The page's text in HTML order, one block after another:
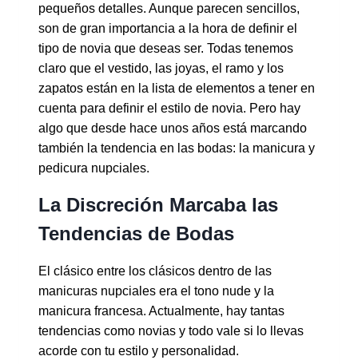
pequeños detalles. Aunque parecen sencillos,
son de gran importancia a la hora de definir el
tipo de novia que deseas ser. Todas tenemos
claro que el vestido, las joyas, el ramo y los
zapatos están en la lista de elementos a tener en
cuenta para definir el estilo de novia. Pero hay
algo que desde hace unos años está marcando
también la tendencia en las bodas: la manicura y
pedicura nupciales.
La Discreción Marcaba las
Tendencias de Bodas
El clásico entre los clásicos dentro de las
manicuras nupciales era el tono nude y la
manicura francesa. Actualmente, hay tantas
tendencias como novias y todo vale si lo llevas
acorde con tu estilo y personalidad.